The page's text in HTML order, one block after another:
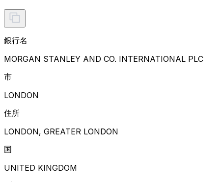
銀行名
MORGAN STANLEY AND CO. INTERNATIONAL PLC
市
LONDON
住所
LONDON, GREATER LONDON
国
UNITED KINGDOM